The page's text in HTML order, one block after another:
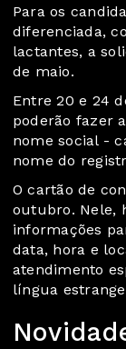
Para os
diferenciada,
lactantes, a
de maio.
Entre 20 e 24
poderão fazer
nome social -
nome do
O cartão de
outubro. Nele,
informações
data, hora e
atendimento
língua